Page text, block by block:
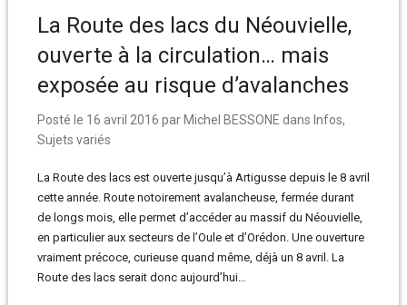
La Route des lacs du Néouvielle,
ouverte à la circulation… mais
exposée au risque d’avalanches
Posté le 16 avril 2016 par Michel BESSONE dans Infos,
Sujets variés
La Route des lacs est ouverte jusqu’à Artigusse depuis le 8 avril
cette année. Route notoirement avalancheuse, fermée durant
de longs mois, elle permet d’accéder au massif du Néouvielle,
en particulier aux secteurs de l’Oule et d’Orédon. Une ouverture
vraiment précoce, curieuse quand même, déjà un 8 avril. La
Route des lacs serait donc aujourd’hui…